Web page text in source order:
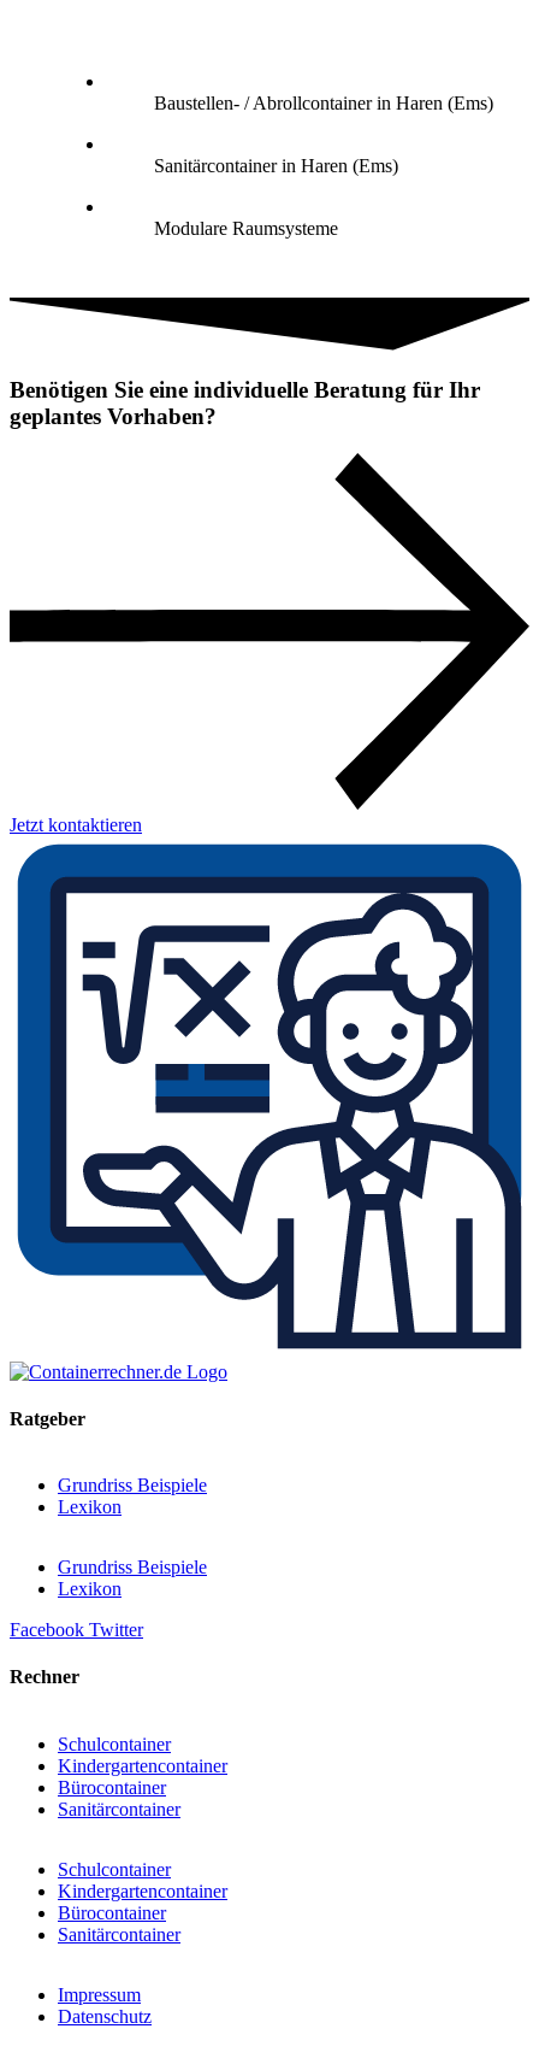
Baustellen- / Abrollcontainer in Haren (Ems)
Sanitärcontainer in Haren (Ems)
Modulare Raumsysteme
Benötigen Sie eine individuelle Beratung für Ihr
geplantes Vorhaben?
Jetzt kontaktieren
Ratgeber
Grundriss Beispiele
Lexikon
Grundriss Beispiele
Lexikon
Facebook Twitter
Rechner
Schulcontainer
Kindergartencontainer
Bürocontainer
Sanitärcontainer
Schulcontainer
Kindergartencontainer
Bürocontainer
Sanitärcontainer
Impressum
Datenschutz